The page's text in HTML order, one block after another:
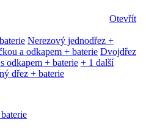
Otevřít
Nerezový jednodřez +
a odkapem + baterie Dvojdřez
odkapem + baterie + 1 další
dřez + baterie